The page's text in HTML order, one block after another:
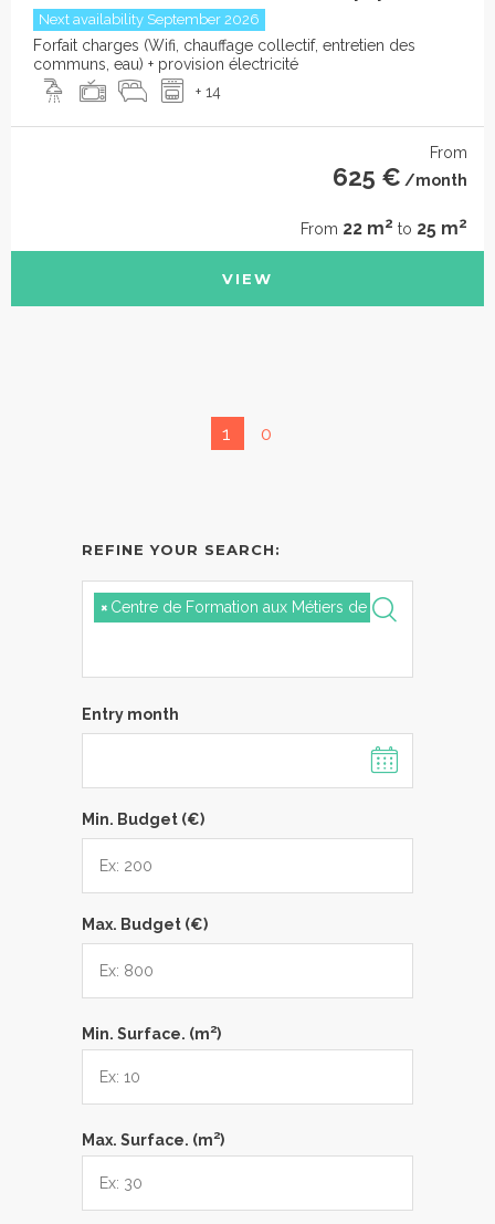
Next availability September 2026
Forfait charges (Wifi, chauffage collectif, entretien des
communs, eau) + provision électricité
+ 14
From
625 € /month
From 22 m2 to 25 m2
VIEW
1 0
REFINE YOUR SEARCH:
× Centre de Formation aux Métiers de la Montagne
Entry month
Min. Budget (€)
Max. Budget (€)
Min. Surface. (m2)
Max. Surface. (m2)